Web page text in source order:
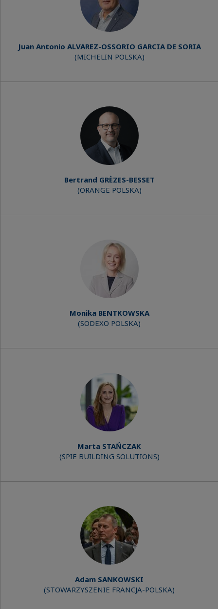
Juan Antonio ALVAREZ-OSSORIO GARCIA DE SORIA
(MICHELIN POLSKA)
Bertrand GRÈZES-BESSET
(ORANGE POLSKA)
Monika BENTKOWSKA
(SODEXO POLSKA)
Marta STAŃCZAK
(SPIE BUILDING SOLUTIONS)
Adam SANKOWSKI
(STOWARZYSZENIE FRANCJA-POLSKA)